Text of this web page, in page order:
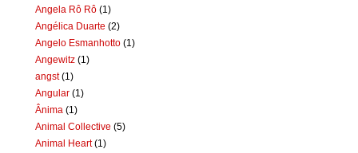
Angela Rô Rô (1)
Angélica Duarte (2)
Angelo Esmanhotto (1)
Angewitz (1)
angst (1)
Angular (1)
Ânima (1)
Animal Collective (5)
Animal Heart (1)